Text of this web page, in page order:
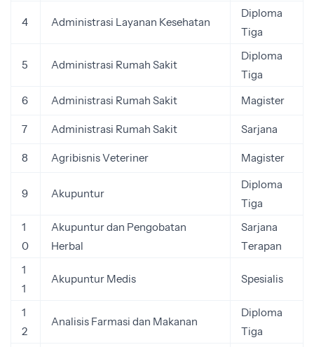
4 Administrasi Layanan Kesehatan
Diploma
Tiga
5 Administrasi Rumah Sakit
Diploma
Tiga
6
Administrasi Rumah Sakit Magister
7 Administrasi Rumah Sakit Sarjana
8 Agribisnis Veteriner Magister
9 Akupuntur
Diploma
Tiga
1
0
Akupuntur dan Pengobatan
Herbal
Sarjana
Terapan
1
1
Akupuntur Medis Spesialis
1
2
Analisis Farmasi dan Makanan
Diploma
Tiga